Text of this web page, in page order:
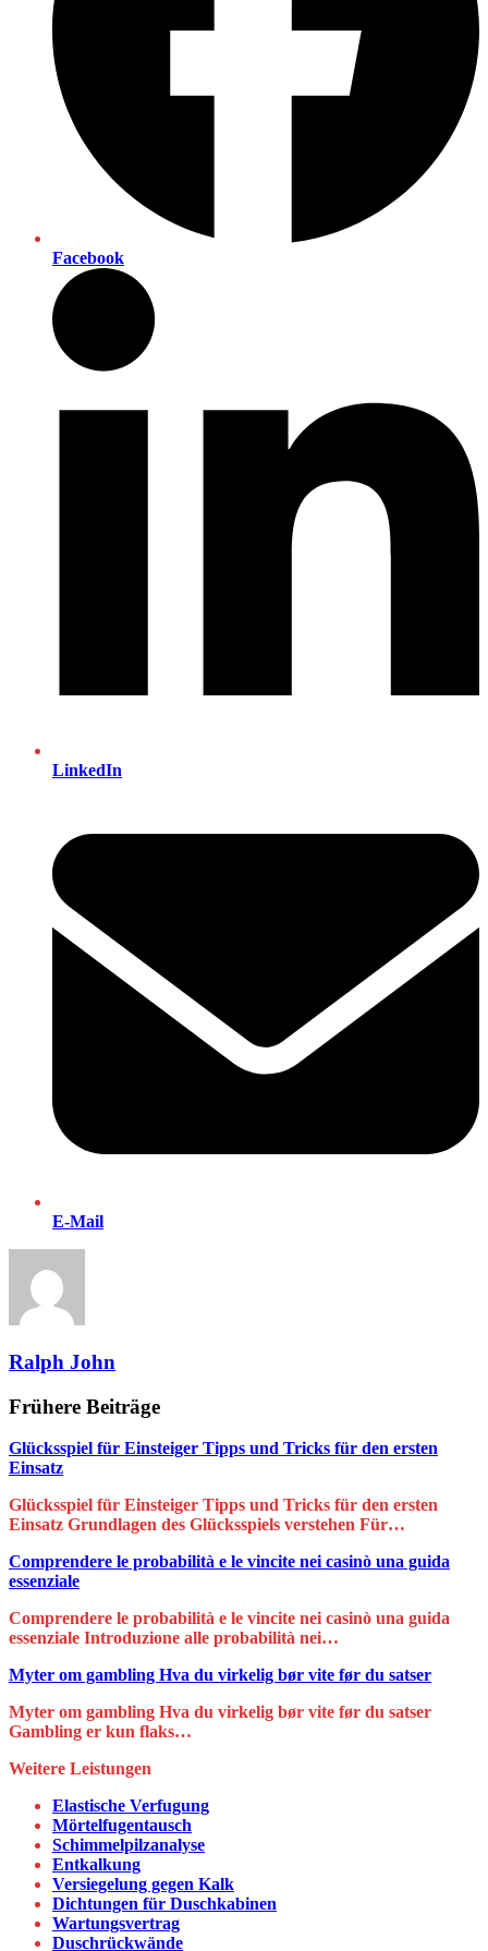
Facebook
LinkedIn
E-Mail
Ralph John
Frühere Beiträge
Glücksspiel für Einsteiger Tipps und Tricks für den ersten
Einsatz
Glücksspiel für Einsteiger Tipps und Tricks für den ersten
Einsatz Grundlagen des Glücksspiels verstehen Für…
Comprendere le probabilità e le vincite nei casinò una guida
essenziale
Comprendere le probabilità e le vincite nei casinò una guida
essenziale Introduzione alle probabilità nei…
Myter om gambling Hva du virkelig bør vite før du satser
Myter om gambling Hva du virkelig bør vite før du satser
Gambling er kun flaks…
Weitere Leistungen
Elastische Verfugung
Mörtelfugentausch
Schimmelpilzanalyse
Entkalkung
Versiegelung gegen Kalk
Dichtungen für Duschkabinen
Wartungsvertrag
Duschrückwände